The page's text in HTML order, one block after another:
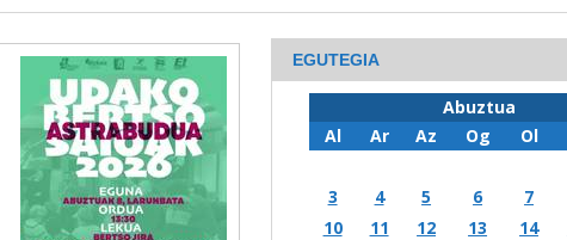
EGUTEGIA
Abuztua
Al
Ar Az Og Ol
3
4 5 6 7
10
11 12 13 14